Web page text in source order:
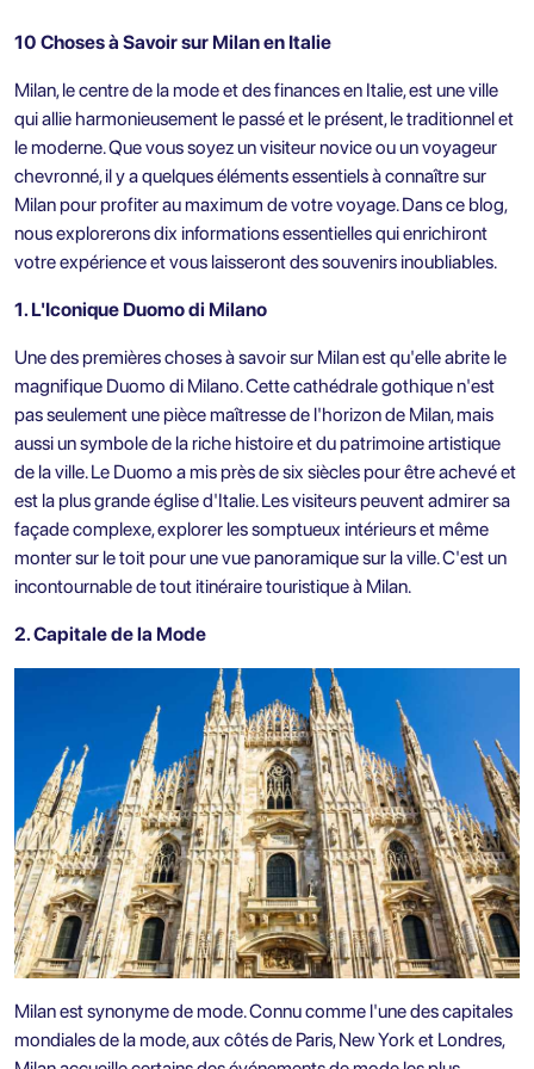
10 Choses à Savoir sur Milan en Italie
Milan, le centre de la mode et des finances en Italie, est une ville
qui allie harmonieusement le passé et le présent, le traditionnel et
le moderne. Que vous soyez un visiteur novice ou un voyageur
chevronné, il y a quelques éléments essentiels à connaître sur
Milan pour profiter au maximum de votre voyage. Dans ce blog,
nous explorerons dix informations essentielles qui enrichiront
votre expérience et vous laisseront des souvenirs inoubliables.
1. L'Iconique Duomo di Milano
Une des premières choses à savoir sur Milan est qu'elle abrite le
magnifique Duomo di Milano. Cette cathédrale gothique n'est
pas seulement une pièce maîtresse de l'horizon de Milan, mais
aussi un symbole de la riche histoire et du patrimoine artistique
de la ville. Le Duomo a mis près de six siècles pour être achevé et
est la plus grande église d'Italie. Les visiteurs peuvent admirer sa
façade complexe, explorer les somptueux intérieurs et même
monter sur le toit pour une vue panoramique sur la ville. C'est un
incontournable de tout itinéraire touristique à Milan.
2. Capitale de la Mode
Milan est synonyme de mode. Connu comme l'une des capitales
mondiales de la mode, aux côtés de Paris, New York et Londres,